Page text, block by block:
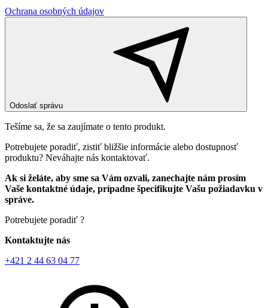
Ochrana osobných údajov
Odoslať správu
Tešíme sa, že sa zaujímate o tento produkt.
Potrebujete poradiť, zistiť bližšie informácie alebo dostupnosť
produktu? Neváhajte nás kontaktovať.
Ak si želáte, aby sme sa Vám ozvali, zanechajte nám prosím
Vaše kontaktné údaje, prípadne špecifikujte Vašu požiadavku v
správe.
Potrebujete poradiť ?
Kontaktujte nás
+421 2 44 63 04 77